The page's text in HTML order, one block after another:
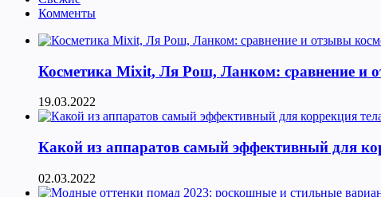
Комменты
Косметика Мixit, Ля Рош, Ланком: сравнение и
19.03.2022
Какой из аппаратов самый эффективный для
02.03.2022